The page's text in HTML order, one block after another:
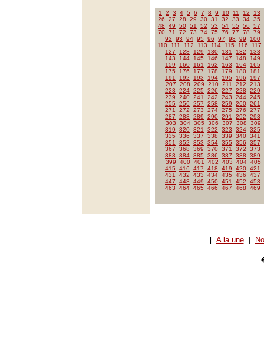
1 2 3 4 5 6 7 8 9 10 11 12
13
26
27 28 29 30 31 32 33 34 35
48
49 50 51 52 53 54 55 56
57
70 71 72 73 74 75 76 77 78
79
92
93 94 95 96 97 98 99
100
110
111 112 113 114 115 116
117
127
128 129 130 131 132
133
143
144 145 146 147 148
149
159
160 161 162 163 164
165
175
176 177 178 179 180
181
191
192 193 194 195 196
197
207
208 209 210 211 212
213
223
224 225 226 227 228
229
239
240 241 242 243 244 245
255
256 257 258 259 260 261
271
272 273 274 275 276
277
287
288 289 290 291 292
293
303
304 305 306 307 308
309
319
320 321 322 323 324 325
335
336 337 338 339 340 341
351
352 353 354 355 356
357
367
368 369 370 371 372
373
383
384 385 386 387 388
389
399
400 401 402 403 404 405
415
416 417 418 419 420 421
431
432 433 434 435 436
437
447
448 449 450 451 452
453
463
464 465 466 467 468 469
[ A la une|